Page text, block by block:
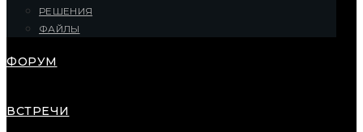
РЕШЕНИЯ
ФАЙЛЫ
ФОРУМ
ВСТРЕЧИ